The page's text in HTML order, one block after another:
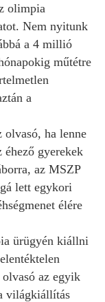
olimpia
Nem nyitunk
a 4 millió
műtétre
a
olvasó, ha lenne
gyerekek
az MSZP
lett egykori
élére
ürügyén kiállni
az egyik
világkiállítás